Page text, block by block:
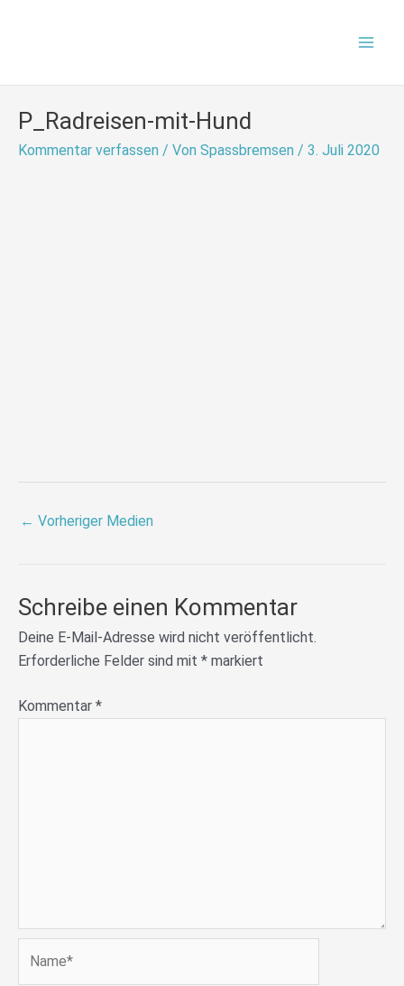
P_Radreisen-mit-Hund
Kommentar verfassen / Von Spassbremsen / 3. Juli 2020
← Vorheriger Medien
Schreibe einen Kommentar
Deine E-Mail-Adresse wird nicht veröffentlicht.
Erforderliche Felder sind mit * markiert
Kommentar *